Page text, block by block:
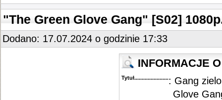
::"The Ark" [S01E10] 720p.HDTV.x264-SYNCOPY
::"The Ark" [S01E09] 720p.HDTV.x264-SYNCOPY
::"The Ark" [S01E08] 720p.HDTV.x264-SYNCOPY
::"The Ark" [S01E06] 720p.HDTV.x264-SYNCOPY
::"The Ark" [S01E05] 720p.HDTV.x264-SYNCOPY
"The Ark" [S01E02] 720p.HDTV.x264-SYNCOPY
"The Ark" [S01E01] 720p.HDTV.x264-SYNCOPY
"The Green Glove Gang" [S02]
Dodano: 17.07.2024 o godzinie 17:33
INFORMACJE
Tytuł............................................
: Gang
Glove